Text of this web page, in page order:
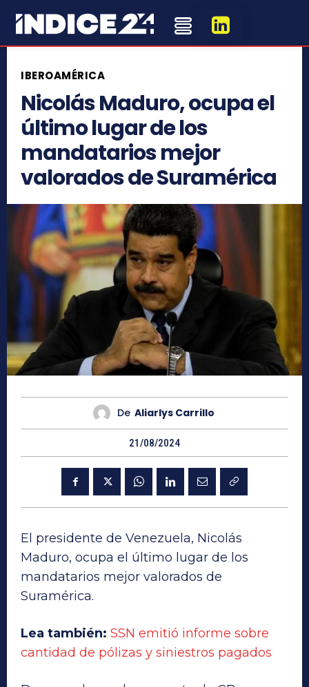
IBEROAMÉRICA
Nicolás Maduro, ocupa el
último lugar de los
mandatarios mejor
valorados de Suramérica
De Aliarlys Carrillo
21/08/2024
El presidente de Venezuela, Nicolás
Maduro, ocupa el último lugar de los
mandatarios mejor valorados de
Suramérica.
Lea también: SSN emitió informe sobre
cantidad de pólizas y siniestros pagados